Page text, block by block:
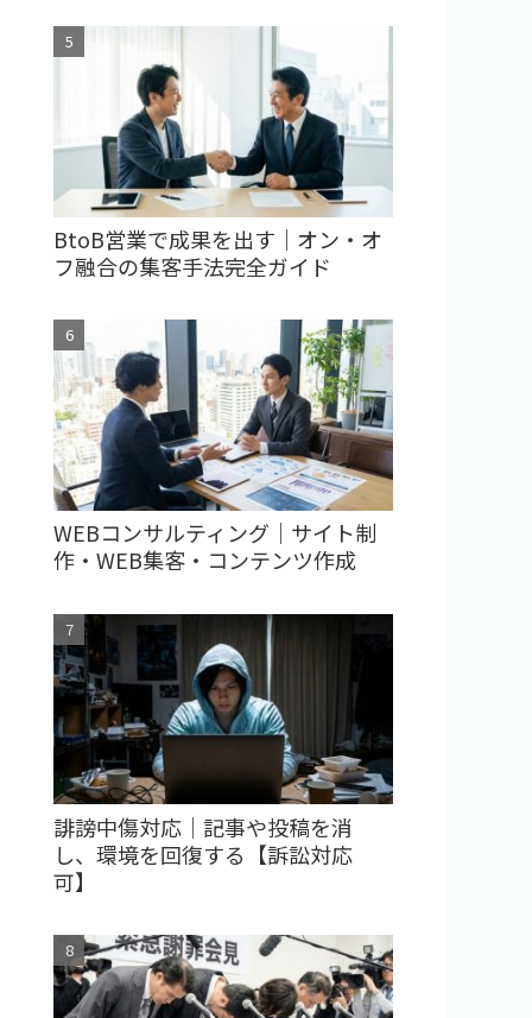
BtoB営業で成果を出す｜オン・オ
フ融合の集客手法完全ガイド
WEBコンサルティング｜サイト制
作・WEB集客・コンテンツ作成
誹謗中傷対応｜記事や投稿を消
し、環境を回復する【訴訟対応
可】